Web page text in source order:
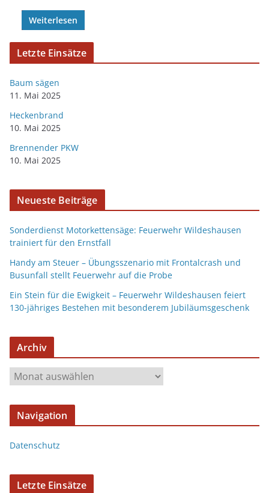
Weiterlesen
Letzte Einsätze
Baum sägen
11. Mai 2025
Heckenbrand
10. Mai 2025
Brennender PKW
10. Mai 2025
Neueste Beiträge
Sonderdienst Motorkettensäge: Feuerwehr Wildeshausen
trainiert für den Ernstfall
Handy am Steuer – Übungsszenario mit Frontalcrash und
Busunfall stellt Feuerwehr auf die Probe
Ein Stein für die Ewigkeit – Feuerwehr Wildeshausen feiert
130-jähriges Bestehen mit besonderem Jubiläumsgeschenk
Archiv
Navigation
Datenschutz
Letzte Einsätze